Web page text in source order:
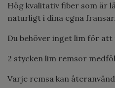
Hög kvalitativ fiber som är
naturligt i dina egna fransar.
Du behöver inget lim för att
2 stycken lim remsor
Varje remsa kan